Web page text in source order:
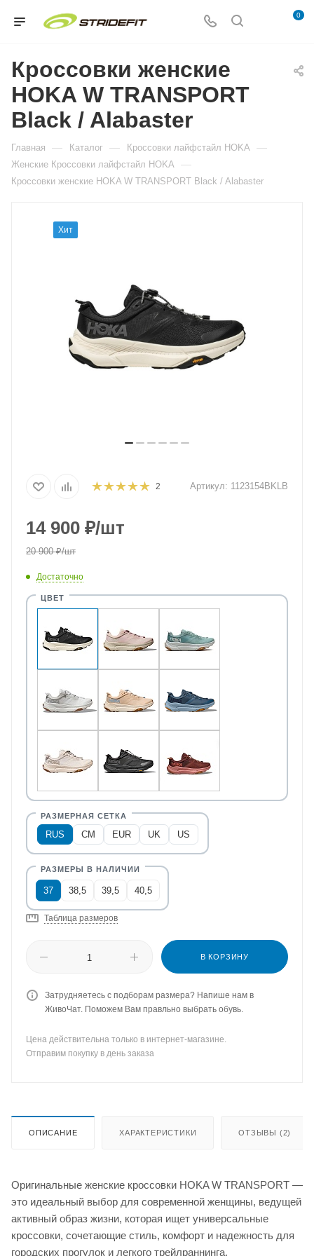
0
Кроссовки женские
HOKA W TRANSPORT
Black / Alabaster
Главная — Каталог — Кросcовки лайфстайл HOKA —
Женские Кросcовки лайфстайл HOKA —
Кроссовки женские HOKA W TRANSPORT Black / Alabaster
Хит
2 Артикул: 1123154BKLB
14 900 ₽/шт
20 900₽/шт
Достаточно
RUS CM EUR UK US
37 38,5 39,5 40,5
Таблица размеров
В КОРЗИНУ
Затрудняетесь с подборам размера? Напише нам в
ЖивоЧат. Поможем Вам правльно выбрать обувь.
Цена действительна только в интернет-магазине.
Отправим покупку в день заказа
ОПИСАНИЕ ХАРАКТЕРИСТИКИ ОТЗЫВЫ (2)
Оригинальные женские кроссовки HOKA W TRANSPORT —
это идеальный выбор для современной женщины, ведущей
активный образ жизни, которая ищет универсальные
кроссовки, сочетающие стиль, комфорт и надежность для
городских прогулок и легкого трейлраннинга.